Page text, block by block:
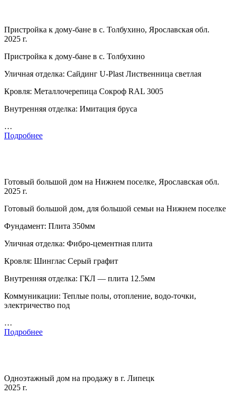
Пристройка к дому-бане в с. Толбухино, Ярославская обл.
2025 г.
Пристройка к дому-бане в с. Толбухино
Уличная отделка: Сайдинг U-Plast Лиственница светлая
Кровля: Металлочерепица Сокроф RAL 3005
Внутренняя отделка: Имитация бруса
…
Подробнее
Готовый большой дом на Нижнем поселке, Ярославская обл.
2025 г.
Готовый большой дом, для большой семьи на Нижнем поселке
Фундамент: Плита 350мм
Уличная отделка: Фибро-цементная плита
Кровля: Шинглас Серый графит
Внутренняя отделка: ГКЛ — плита 12.5мм
Коммуникации: Теплые полы, отопление, водо-точки,
электричество под
…
Подробнее
Одноэтажный дом на продажу в г. Липецк
2025 г.